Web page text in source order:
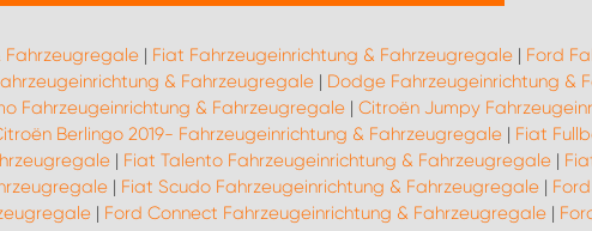
Fahrzeugregale | Fiat Fahrzeugeinrichtung & Fahrzeugregale | Ford
& Fahrzeugregale | Dodge Fahrzeugeinrichtung &
Fahrzeugeinrichtung & Fahrzeugregale| Citroën Jumpy
Berlingo 2019- Fahrzeugeinrichtung & Fahrzeugregale| Fiat
| Fiat Talento Fahrzeugeinrichtung & Fahrzeugregale |
| Fiat Scudo Fahrzeugeinrichtung & Fahrzeugregale|
| Ford Connect Fahrzeugeinrichtung & Fahrzeugregale |